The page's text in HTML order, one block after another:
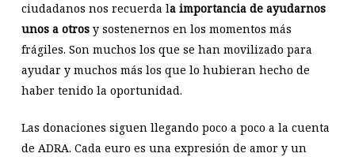
ciudadanos nos recuerda la importancia de ayudarnos
unos a otrosy sostenernos en los momentos más
frágiles. Son muchos los que se han movilizado para
ayudar y muchos más los que lo hubieran hecho de
haber tenido la oportunidad.
Las donaciones siguen llegando poco a poco a la cuenta
de ADRA. Cada euro es una expresión de amor y un